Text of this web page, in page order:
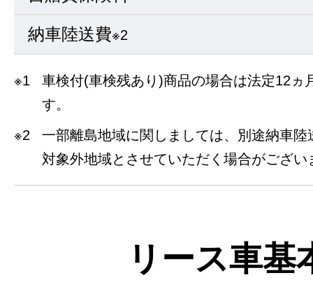
納車陸送費※2
※1
車検付(車検残あり)商品の場合は法定12ヵ
す。
※2
一部離島地域に関しましては、別途納車
対象外地域とさせていただく場合がござい
リース車基